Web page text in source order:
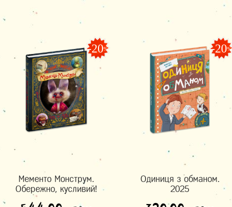
-20%
Мементо Монструм.
Обережно, кусливий!
-20%
Одиниця з обманом.
2025